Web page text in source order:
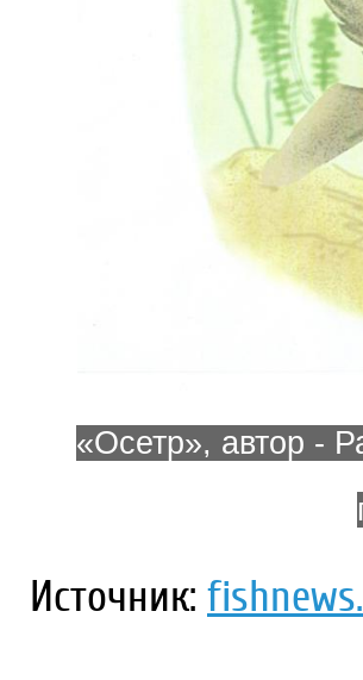
«Осетр», автор -
Источник: